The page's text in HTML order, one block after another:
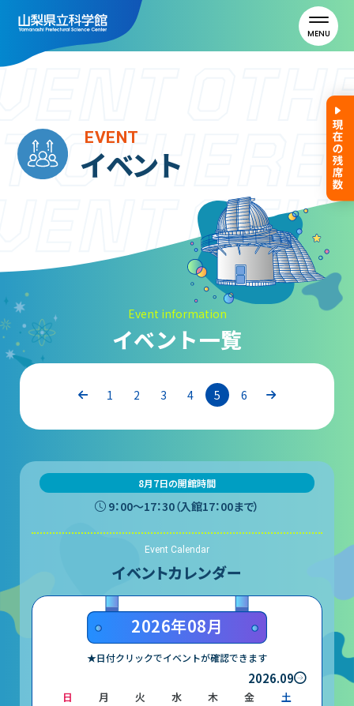
MENU
利用案内
山梨県立科学館について
団体予約受付
フロアガイド
展望テラス・円形広場
スペースシアター
実験工作室
ミュージアムショップ
EVENT
イベント
Event information
イベント一覧
1 2 3 4 5 6
8月7日の開館時間
9：00〜17：30（入館17：00まで）
Event Calendar
イベントカレンダー
2026年08月
★日付クリックでイベントが確認できます
2026.09
日 月 火 水 木 金
土